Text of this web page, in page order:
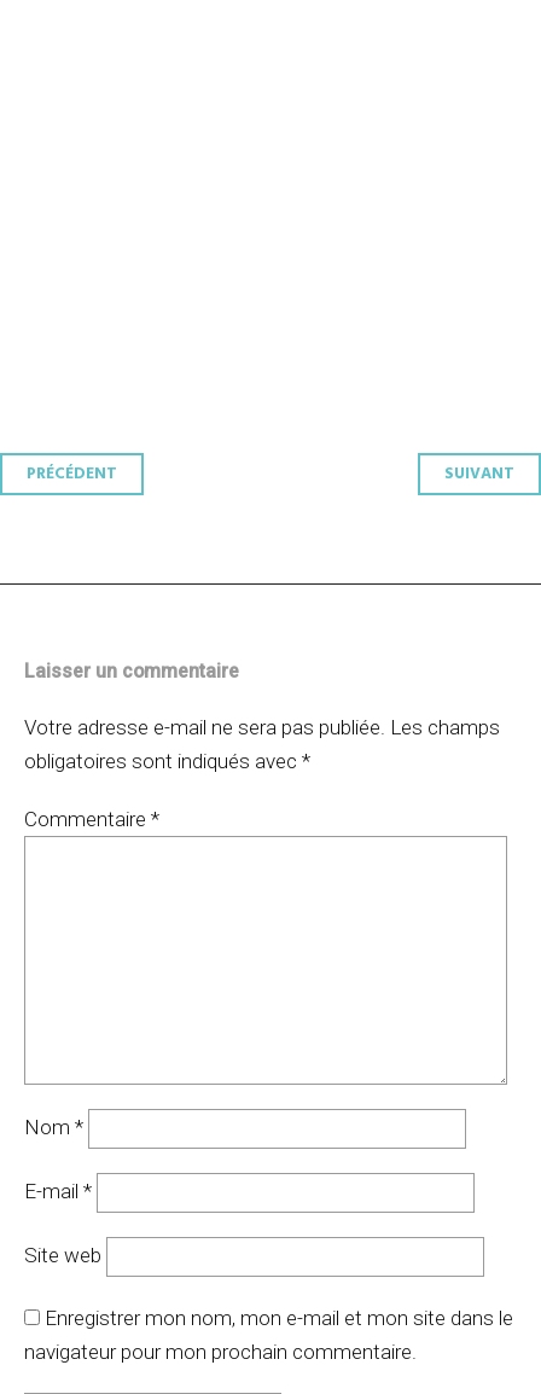
Navigation
PRÉCÉDENT SUIVANT
Laisser un commentaire
Votre adresse e-mail ne sera pas publiée. Les champs
obligatoires sont indiqués avec *
Commentaire *
Nom *
E-mail *
Site web
Enregistrer mon nom, mon e-mail et mon site dans le
navigateur pour mon prochain commentaire.